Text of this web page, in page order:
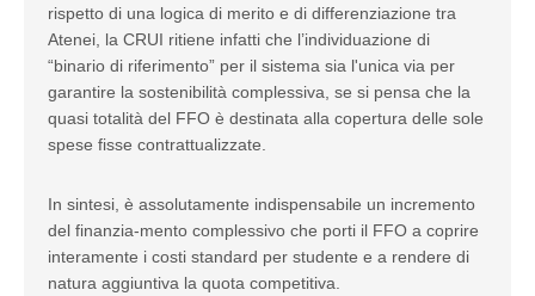
rispetto di una logica di merito e di differenziazione tra
Atenei, la CRUI ritiene infatti che l’individuazione di
“binario di riferimento” per il sistema sia l'unica via per
garantire la sostenibilità complessiva, se si pensa che la
quasi totalità del FFO è destinata alla copertura delle sole
spese fisse contrattualizzate.
In sintesi, è assolutamente indispensabile un incremento
del finanzia-mento complessivo che porti il FFO a coprire
interamente i costi standard per studente e a rendere di
natura aggiuntiva la quota competitiva.